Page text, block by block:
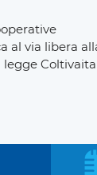
al via libera